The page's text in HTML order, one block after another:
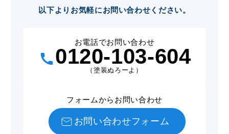
以下よりお気軽にお問い合わせください。
お電話でお問い合わせ
0120-103-604
（塗装ぬろーよ）
フォームからお問い合わせ
お問い合わせフォーム